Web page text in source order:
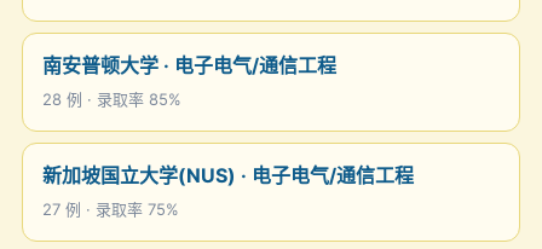
南安普顿大学 · 电子电气/通信工程
28 例 · 录取率 85%
新加坡国立大学(NUS) · 电子电气/通信工程
27 例 · 录取率 75%